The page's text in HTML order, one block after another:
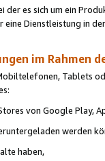
es sich um ein
Dienstleistung in
im Rahmen
Tablets
von Google Play,
werden
haben,